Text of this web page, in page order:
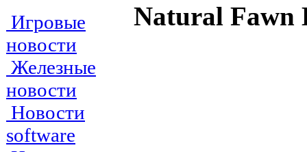
Игровые
новости
Железные
новости
Новости
software
Nаturаl